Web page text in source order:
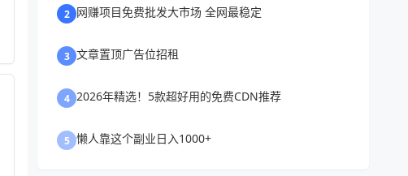
2 网赚项目免费批发大市场 全网最稳定
3 文章置顶广告位招租
4 2026年精选！5款超好用的免费CDN推荐
5 懒人靠这个副业日入1000+